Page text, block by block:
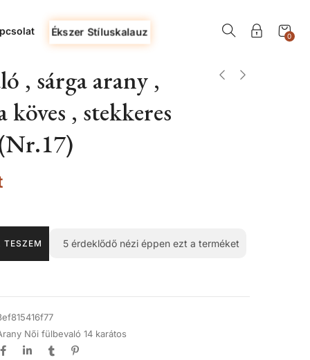
Ékszer Stíluskalauz 0
, sárga arany ,
, stekkeres
TESZEM 5 érdeklődő nézi éppen ezt a terméket
Női fülbevaló 14 karátos